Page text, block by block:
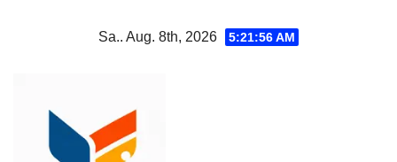
Sa.. Aug. 8th, 2026 5:21:56 AM